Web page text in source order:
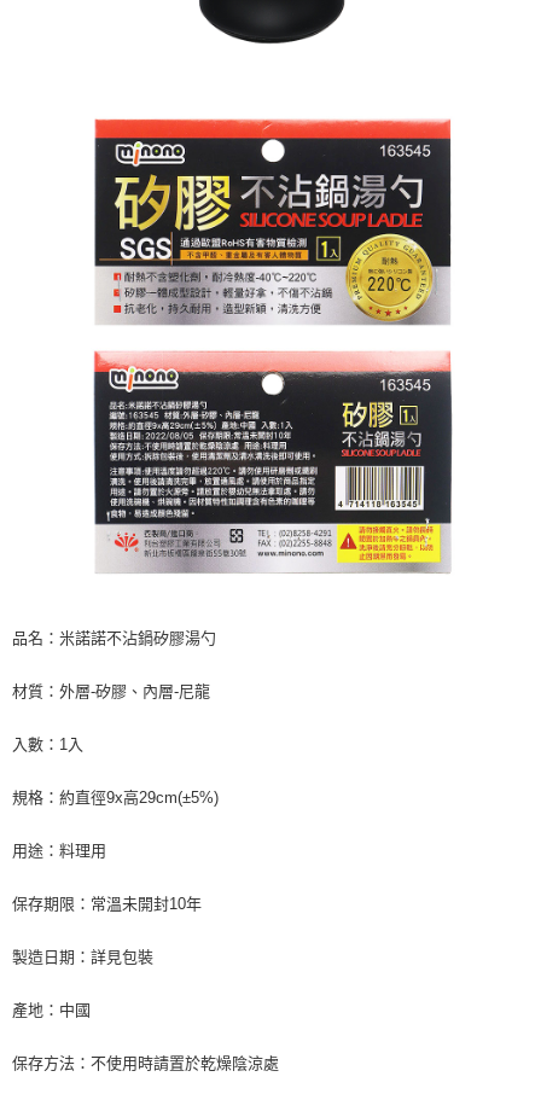
３．未成年的使用者請事先徵得法定代理人或監護人之同意方可使用
「AFTEE先享後付」，若未經同意申辦者引起之損失，本公司不負相關責
請求用戶進行身份認證。
５．嚴禁一人註冊多個帳號或使用他人資訊註冊。若發現惡意使用之情形，
恩沛科技股份有限公司將有權停止該用戶之使用額度並採取法律行動。
品名：米諾諾不沾鍋矽膠湯勺
材質：外層-矽膠、內層-尼龍
入數：1入
規格：約直徑9x高29cm(±5%)
用途：料理用
保存期限：常溫未開封10年
製造日期：詳見包裝
產地：中國
保存方法：不使用時請置於乾燥陰涼處